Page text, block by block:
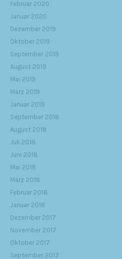
Februar 2020
Januar 2020
Dezember 2019
Oktober 2019
September 2019
August 2019
Mai 2019
März 2019
Januar 2019
September 2018
August 2018
Juli 2018
Juni 2018
Mai 2018
März 2018
Februar 2018
Januar 2018
Dezember 2017
November 2017
Oktober 2017
September 2017